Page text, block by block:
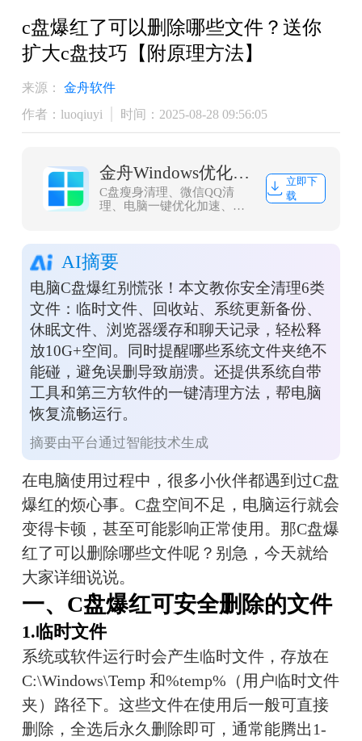
​c盘爆红了可以删除哪些文件？送你
扩大c盘技巧【附原理方法】
来源：
金舟软件
作者：luoqiuyi
时间：2025-08-28 09:56:05
金舟Windows优化大师
C盘瘦身清理、微信QQ清
理、电脑一键优化加速、浏
优化工具，轻松解决C盘爆
红问题
立即下
载
AI摘要
电脑C盘爆红别慌张！本文教你安全清理6类
文件：临时文件、回收站、系统更新备份、
休眠文件、浏览器缓存和聊天记录，轻松释
放10G+空间。同时提醒哪些系统文件夹绝不
能碰，避免误删导致崩溃。还提供系统自带
工具和第三方软件的一键清理方法，帮电脑
恢复流畅运行。
摘要由平台通过智能技术生成
在电脑使用过程中，很多小伙伴都遇到过C盘
爆红的烦心事。C盘空间不足，电脑运行就会
变得卡顿，甚至可能影响正常使用。那C盘爆
红了可以删除哪些文件呢？别急，今天就给
大家详细说说。
一、C盘爆红可安全删除的文件
1.临时文件
系统或软件运行时会产生临时文件，存放在
C:\Windows\Temp 和%temp%（用户临时文件
夹）路径下。这些文件在使用后一般可直接
删除，全选后永久删除即可，通常能腾出1-